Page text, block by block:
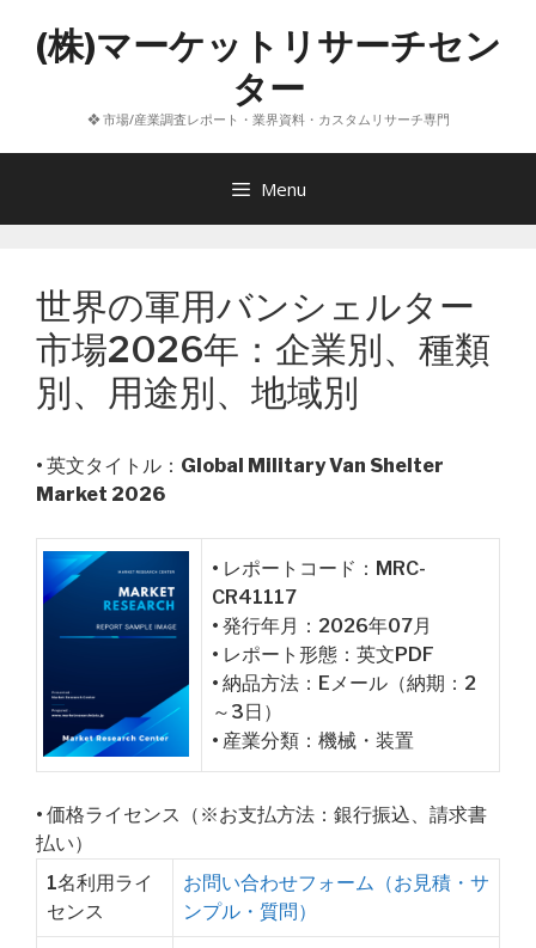
へ
(株)マーケットリサーチセン
ター
❖ 市場/産業調査レポート・業界資料・カスタムリサーチ専門
Menu
世界の軍用バンシェルター
市場2026年：企業別、種類
別、用途別、地域別
• 英文タイトル： Global Military Van Shelter
Market 2026
• レポートコード：MRC-
CR41117
• 発行年月：2026年07月
• レポート形態：英文PDF
• 納品方法：Eメール（納期：2
～3日）
• 産業分類：機械・装置
• 価格ライセンス（※お支払方法：銀行振込、請求書
払い）
1名利用ライ
センス
お問い合わせフォーム（お見積・サ
ンプル・質問）